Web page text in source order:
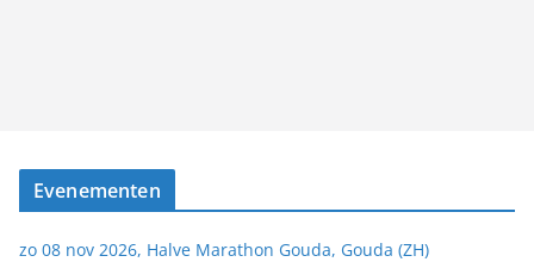
Evenementen
zo 08 nov 2026, Halve Marathon Gouda, Gouda (ZH)